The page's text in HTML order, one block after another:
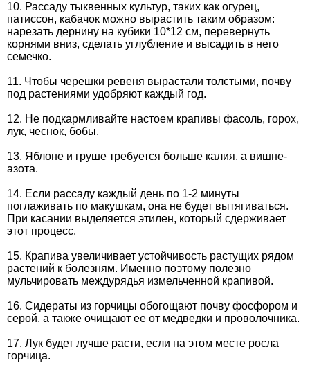
10. Рассаду тыквенных культур, таких как огурец,
патиссон, кабачок можно вырастить таким образом:
нарезать дернину на кубики 10*12 см, перевернуть
корнями вниз, сделать углубление и высадить в него
семечко.
11. Чтобы черешки ревеня вырастали толстыми, почву
под растениями удобряют каждый год.
12. Не подкармливайте настоем крапивы фасоль, горох,
лук, чеснок, бобы.
13. Яблоне и груше требуется больше калия, а вишне-
азота.
14. Если рассаду каждый день по 1-2 минуты
поглаживать по макушкам, она не будет вытягиваться.
При касании выделяется этилен, который сдерживает
этот процесс.
15. Крапива увеличивает устойчивость растущих рядом
растений к болезням. Именно поэтому полезно
мульчировать междурядья измельченной крапивой.
16. Сидераты из горчицы обогощают почву фосфором и
серой, а также очищают ее от медведки и проволочника.
17. Лук будет лучше расти, если на этом месте росла
горчица.